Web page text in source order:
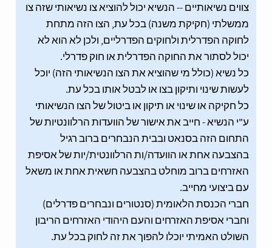
צווים נשיאותיים -- הנשיא יכול להוציא צו נשיאותי שזה צו
ממשלתי (חקיקת משנה) בכל עת, הצו הזה מתחת
לחוקה הפדרלית ולחוקים הפדרליים, ולכן לא הוא לא
יכול לסתור את החוקה הפדרלית או חוק פדרלי.
כל נשיא (כולל מי שהוציא את הצו הנשיאותי הזה) יוכל
לעשות שינוי ותיקון בצו או לבטל אותו בכל עת.
כל חקיקה או שינוי או תיקון או ביטול של הצו הנשיאותי
ע"י הנשיא - חייב את אישור של הוועדות הרלוונטיות של
התחום הזה בסנאט ובבית הנבחרים ברוב רגיל
בהצבעה אחת או הוועדה/ות הרלוונטית/יות של אסיפת
האזרחים ברוב מוחלט בהצבעה חשאית אחת או משאל
עם ביצועי מחייב.
חברי הכנסת הלאומית (סנטורים ונבחרים פדרלים)
וחברי אסיפת האזרחים והעם היהודי האזרחים הריבון
השולט האמיתי יוכלו להפוך את זה לחוק בכל עת.